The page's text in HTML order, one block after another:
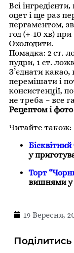
Всі
оцет і ще раз
пергаментом,
год (+-10 хв)
Охолодити.
Помадка: 2 ст.
пудри, 1 ст.
З’єднати
перемішати і
консистенції,
не треба – все
Рецептом і
Читайте також:
у
Торт
вишнями у
19 Вересня,
Поділитись